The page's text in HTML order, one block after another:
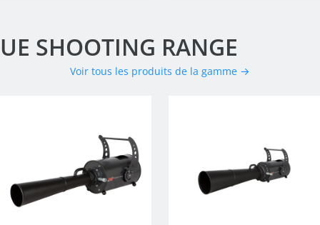
UE SHOOTING RANGE
Voir tous les produits de la gamme →